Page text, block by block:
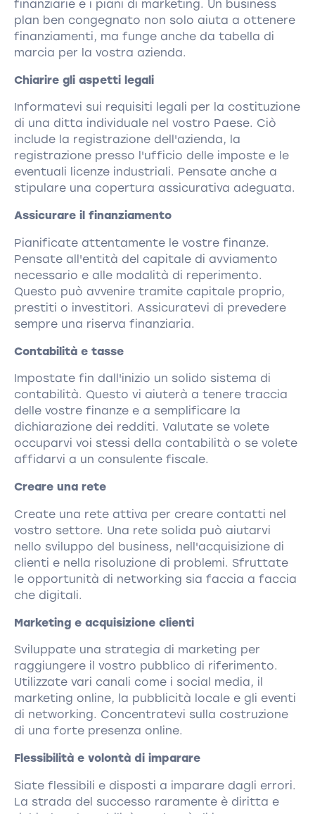
finanziarie e i piani di marketing. Un business
plan ben congegnato non solo aiuta a ottenere
finanziamenti, ma funge anche da tabella di
marcia per la vostra azienda.
Chiarire gli aspetti legali
Informatevi sui requisiti legali per la costituzione
di una ditta individuale nel vostro Paese. Ciò
include la registrazione dell'azienda, la
registrazione presso l'ufficio delle imposte e le
eventuali licenze industriali. Pensate anche a
stipulare una copertura assicurativa adeguata.
Assicurare il finanziamento
Pianificate attentamente le vostre finanze.
Pensate all'entità del capitale di avviamento
necessario e alle modalità di reperimento.
Questo può avvenire tramite capitale proprio,
prestiti o investitori. Assicuratevi di prevedere
sempre una riserva finanziaria.
Contabilità e tasse
Impostate fin dall'inizio un solido sistema di
contabilità. Questo vi aiuterà a tenere traccia
delle vostre finanze e a semplificare la
dichiarazione dei redditi. Valutate se volete
occuparvi voi stessi della contabilità o se volete
affidarvi a un consulente fiscale.
Creare una rete
Create una rete attiva per creare contatti nel
vostro settore. Una rete solida può aiutarvi
nello sviluppo del business, nell'acquisizione di
clienti e nella risoluzione di problemi. Sfruttate
le opportunità di networking sia faccia a faccia
che digitali.
Marketing e acquisizione clienti
Sviluppate una strategia di marketing per
raggiungere il vostro pubblico di riferimento.
Utilizzate vari canali come i social media, il
marketing online, la pubblicità locale e gli eventi
di networking. Concentratevi sulla costruzione
di una forte presenza online.
Flessibilità e volontà di imparare
Siate flessibili e disposti a imparare dagli errori.
La strada del successo raramente è diritta e